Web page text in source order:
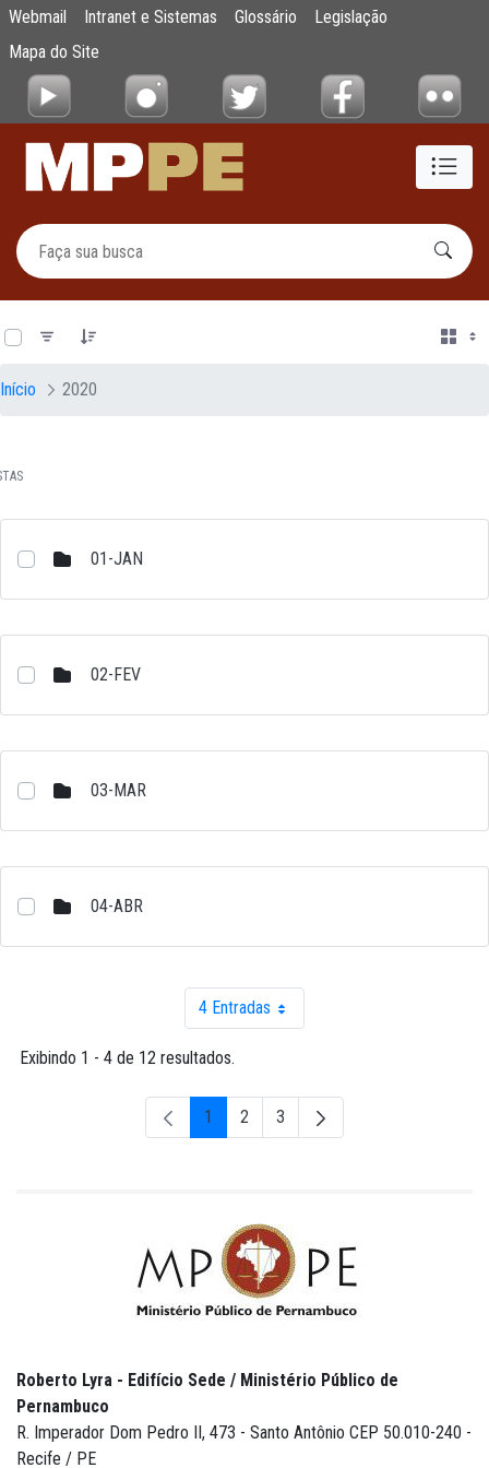
Pular para o Conteúdo principal
Documentos
Webmail Intranet e Sistemas Glossário
Legislação
Mapa do Site
Início 2020
01-JAN
02-FEV
03-MAR
04-ABR
4 EntradasPor página
Exibindo 1 - 4 de 12 resultados.
Página
1 Página
2 Página
3
Roberto Lyra - Edifício Sede / Ministério Público de
Pernambuco
R. Imperador Dom Pedro II, 473 - Santo Antônio CEP 50.010-240 -
Recife / PE